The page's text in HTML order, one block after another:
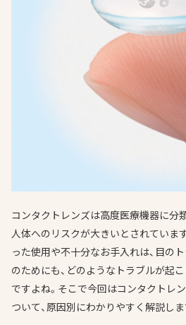
コンタクトレンズは高度医療機器に分
人体へのリスクが大きいとされていま
った使用や不十分なお手入れは、目の
のためにも、どのようなトラブルが起
ですよね。そこで今回はコンタクトレ
ついて、原因別にわかりやすく解説しま